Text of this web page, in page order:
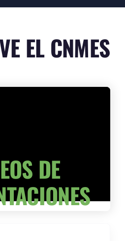
EL CNMES
DE